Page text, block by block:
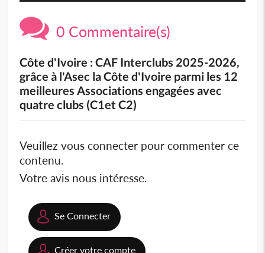
0 Commentaire(s)
Côte d'Ivoire : CAF Interclubs 2025-2026,
grâce à l'Asec la Côte d'Ivoire parmi les 12
meilleures Associations engagées avec
quatre clubs (C1et C2)
Veuillez vous connecter pour commenter ce
contenu.
Votre avis nous intéresse.
Se Connecter
Créer votre compte